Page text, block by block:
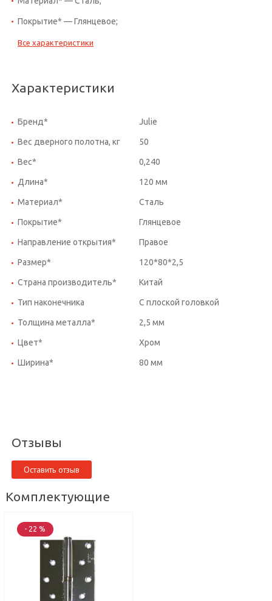
Покрытие* — Глянцевое;
Все характеристики
Характеристики
Бренд* Julie
Вес дверного полотна, кг 50
Вес* 0,240
Длина* 120 мм
Материал* Сталь
Покрытие* Глянцевое
Направление открытия* Правое
Размер* 120*80*2,5
Страна производитель* Китай
Тип наконечника С плоской головкой
Толщина металла* 2,5 мм
Цвет* Хром
Ширина* 80 мм
Отзывы
Оставить отзыв
Комплектующие
- 22 %